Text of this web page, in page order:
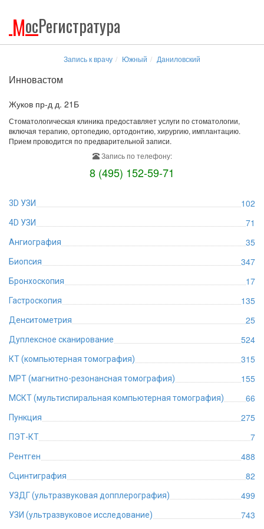
МосРегистратура
Запись к врачу Южный Даниловский
Инновастом
Жуков пр-д д. 21Б
Стоматологическая клиника предоставляет услуги по стоматологии,
включая терапию, ортопедию, ортодонтию, хирургию, имплантацию.
Прием проводится по предварительной записи.
Запись по телефону:
8 (495) 152-59-71
3D УЗИ 102
4D УЗИ 71
Ангиография 35
Биопсия 347
Бронхоскопия 17
Гастроскопия 135
Денситометрия 25
Дуплексное сканирование 524
КТ (компьютерная томография) 315
МРТ (магнитно-резонансная томография) 155
МСКТ (мультиспиральная компьютерная томография) 66
Пункция 275
ПЭТ-КТ 7
Рентген 488
Сцинтиграфия 82
УЗДГ (ультразвуковая допплерография) 499
УЗИ (ультразвуковое исследование)
743